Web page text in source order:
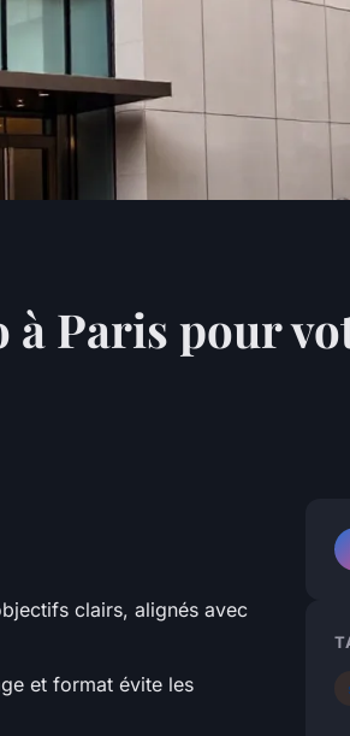
à Paris pour
clairs, alignés avec
et format évite les